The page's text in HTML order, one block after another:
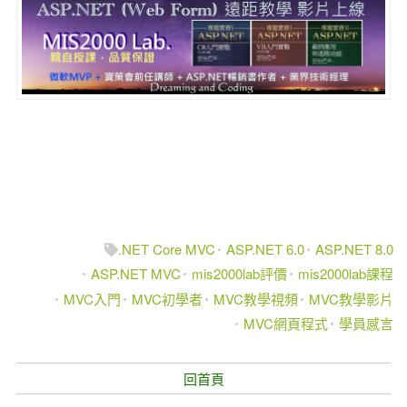
.NET Core MVC ASP.NET 6.0 ASP.NET 8.0
ASP.NET MVC
mis2000lab評價
mis2000lab課程
MVC入門
MVC初學者 MVC教學視頻
MVC教學影片
MVC網頁程式 學員感言
回首頁